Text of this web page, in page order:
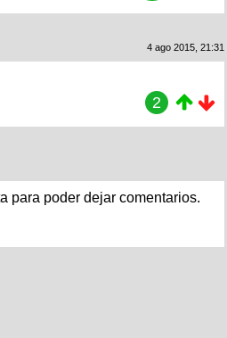
4 ago 2015, 21:31
2
para poder dejar comentarios.